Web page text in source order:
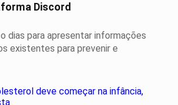
Discord
dias para apresentar informações
existentes para prevenir e